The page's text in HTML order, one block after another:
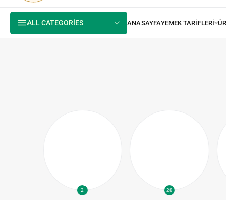
ALL CATEGORIES
2 28